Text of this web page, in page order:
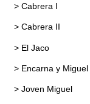
> Cabrera I
> Cabrera II
> El Jaco
> Encarna y Miguel
> Joven Miguel